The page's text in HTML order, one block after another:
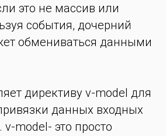
это не массив или
события, дочерний
обмениваться данными
директиву v-model для
данных входных
model- это просто